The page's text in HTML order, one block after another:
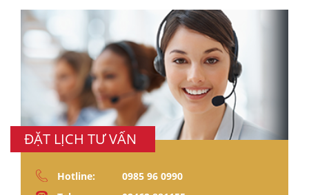
ĐẶT LỊCH TƯ VẤN
Hotline:
0985 96 0990